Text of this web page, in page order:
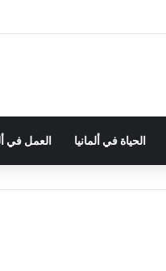
الحياة في ألمانيا العمل في